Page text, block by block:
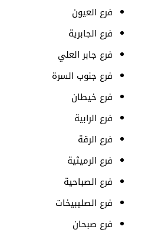
فرع العيون
فرع الجابرية
فرع جابر العلي
فرع جنوب السرة
فرع خيطان
فرع الرابية
فرع الرقة
فرع الرميثية
فرع الصباحية
فرع الصليبيخات
فرع صبحان